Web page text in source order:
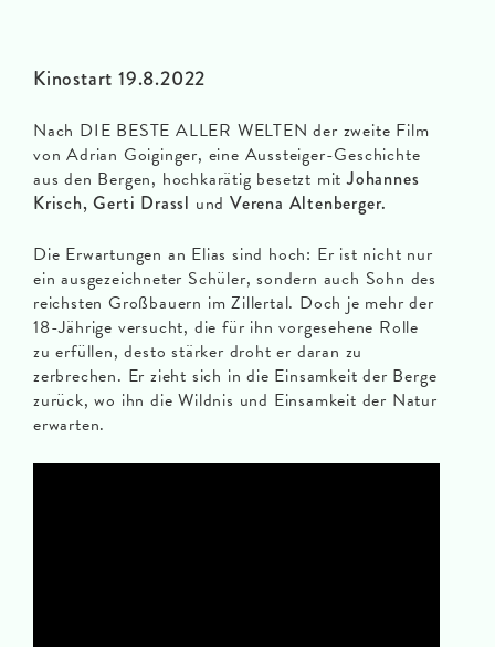
Kinostart 19.8.2022
Nach DIE BESTE ALLER WELTEN der zweite Film
von Adrian Goiginger, eine Aussteiger-Geschichte
aus den Bergen, hochkarätig besetzt mitJohannes
Krisch, Gerti Drassl undVerena Altenberger.
Die Erwartungen an Elias sind hoch: Er ist nicht nur
ein ausgezeichneter Schüler, sondern auch Sohn des
reichsten Großbauern im Zillertal. Doch je mehr der
18-Jährige versucht, die für ihn vorgesehene Rolle
zu erfüllen, desto stärker droht er daran zu
zerbrechen. Er zieht sich in die Einsamkeit der Berge
zurück, wo ihn die Wildnis und Einsamkeit der Natur
erwarten.